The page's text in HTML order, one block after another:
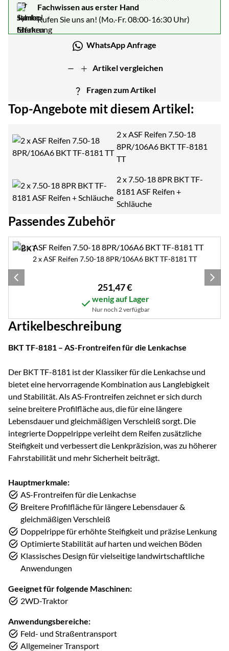
Fachwissen aus erster Hand
Rufen Sie uns an! (Mo.-Fr. 08:00-16:30 Uhr)
WhatsApp Anfrage
Artikel vergleichen
Fragen zum Artikel
Top-Angebote mit diesem Artikel:
2 x ASF Reifen 7.50-18
8PR/106A6 BKT TF-8181
TT
2 x 7.50-18 8PR BKT TF-
8181 ASF Reifen +
Schläuche
Passendes Zubehör
Zubehör überspringen
2 x ASF Reifen 7.50-18 8PR/106A6 BKT TF-8181 TT
251,47€
wenig auf Lager
Nur noch 2 verfügbar
Artikelbeschreibung
BKT TF-8181 – AS-Frontreifen für die Lenkachse
Der BKT TF-8181 ist der Klassiker für die Lenkachse und
bietet eine hervorragende Kombination aus Langlebigkeit
und Stabilität. Als AS-Frontreifen zeichnet er sich durch
seine breitere Profilfläche aus, die für eine längere
Lebensdauer und gleichmäßigen Verschleiß sorgt. Die
integrierte Doppelrippe verleiht dem Reifen zusätzliche
Steifigkeit und verbessert die Lenkpräzision, was zu höherer
Fahrstabilität und mehr Sicherheit beiträgt.
Hauptmerkmale:
AS-Frontreifen für die Lenkachse
Breitere Profilfläche für längere Lebensdauer &
gleichmäßigen Verschleiß
Doppelrippe für erhöhte Steifigkeit und präzise Lenkung
Optimierte Stabilität auf harten und weichen Böden
Klassisches Design für vielseitige landwirtschaftliche
Anwendungen
Geeignet für folgende Maschinen:
2WD-Traktor
Anwendungsbereiche:
Feld- und Straßentransport
Allgemeiner Transport